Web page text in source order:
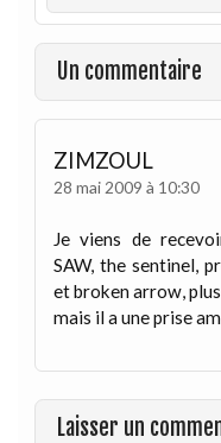
Un commentaire
ZIMZOUL
28 mai 2009 à 10:30
Je viens de
SAW, the sentinel,
et broken arrow,
mais il a une prise
Laisser un